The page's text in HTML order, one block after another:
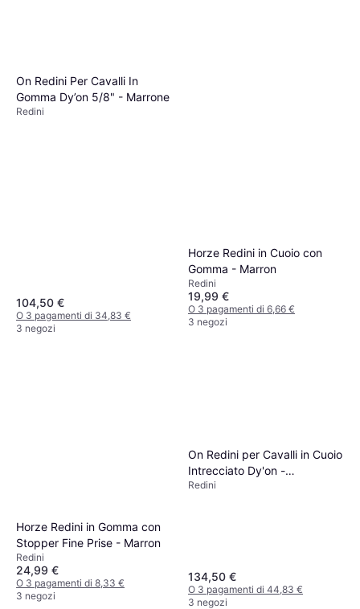
On Redini Per Cavalli In
Gomma Dy’on 5/8" - Marrone
Redini
104,50 €
O 3 pagamenti di 34,83 €
3 negozi
Horze Redini in Cuoio con
Gomma - Marron
Redini
19,99 €
O 3 pagamenti di 6,66 €
3 negozi
Horze Redini in Gomma con
Stopper Fine Prise - Marron
Redini
24,99 €
O 3 pagamenti di 8,33 €
3 negozi
On Redini per Cavalli in Cuoio
Intrecciato Dy'on -
Marrone/Marrone
Redini
134,50 €
O 3 pagamenti di 44,83 €
3 negozi